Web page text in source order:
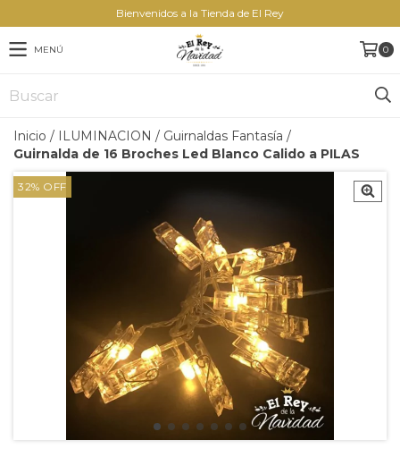
Bienvenidos a la Tienda de El Rey
MENÚ 0
Inicio / ILUMINACION / Guirnaldas Fantasía /
Guirnalda de 16 Broches Led Blanco Calido a PILAS
32% OFF